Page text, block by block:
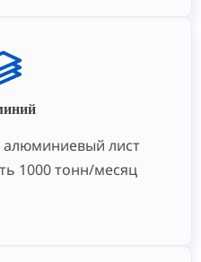
алюминиевый лист
1000 тонн/месяц